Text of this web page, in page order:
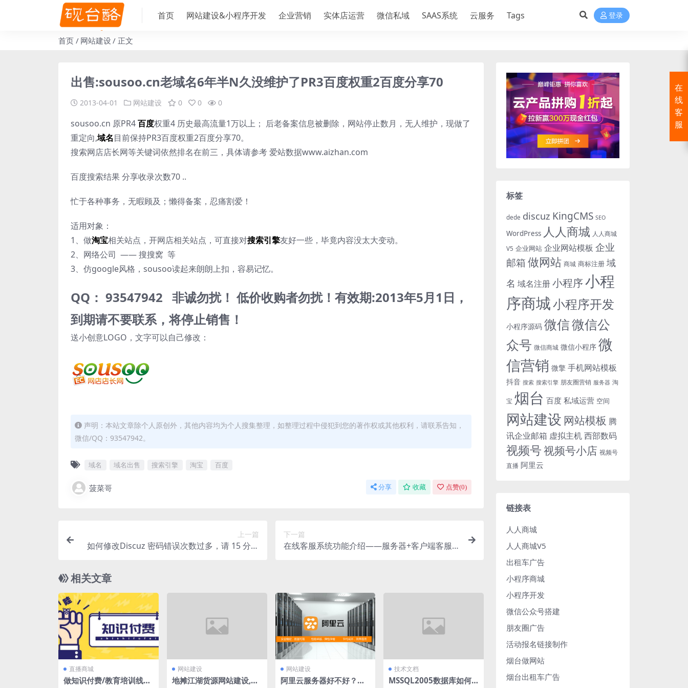
首页 网站建设&小程序开发 企业营销 实体店运营 微信私域 SAAS系统 云服务 Tags 登录
首页 网站建设 正文
出售:sousoo.cn老域名6年半N久没维护了PR3百度权重2百度分享70
2013-04-01 网站建设 0 0 0
sousoo.cn 原PR4百度权重4 历史最高流量1万以上； 后老备案信息被删除，网站停止数月，无人维护，现做了
重定向,域名目前保持PR3百度权重2百度分享70。
搜索网店店长网等关键词依然排名在前三，具体请参考 爱站数据www.aizhan.com
百度搜索结果 分享收录次数70 ..
忙于各种事务，无暇顾及；懒得备案，忍痛割爱！
适用对象：
1、做淘宝相关站点，开网店相关站点，可直接对搜索引擎友好一些，毕竟内容没太大变动。
2、网络公司 —— 搜搜窝 等
3、仿google风格，sousoo读起来朗朗上扣，容易记忆。
QQ： 93547942 非诚勿扰！ 低价收购者勿扰！有效期:2013年5月1日，
到期请不要联系，将停止销售！
送小创意LOGO，文字可以自己修改：
声明：本站文章除个人原创外，其他内容均为个人搜集整理，如整理过程中侵犯到您的著作权或其他权利，请联系告知，
微信/QQ：93547942。
域名 域名出售 搜索引擎 淘宝 百度
菠菜哥 分享 收藏 点赞(0)
上一篇
如何修改Discuz 密码错误次数过多，请 15 分钟
下一篇
在线客服系统功能介绍——服务器+客户端客服系
相关文章
直播商城
做知识付费/教育培训线上
网站建设
地摊江湖货源网站建设,地
网站建设
阿里云服务器好不好？比
技术文档
MSSQL2005数据库如何
标签
dede discuz KingCMS SEO
WordPress 人人商城 人人商城
V5 企业网站 企业网站模板 企业
邮箱 做网站 商城 商标注册 域
名 域名注册小程序小程
序商城小程序开发
小程序源码 微信微信公
众号 微信商城 微信小程序 微
信营销 微擎 手机网站模板
抖音 搜索 搜索引擎 朋友圈营销 服务器 淘
宝 烟台 百度 私域运营 空间
网站建设 网站模板 腾
讯企业邮箱 虚拟主机西部数码
视频号视频号小店 视频号
直播 阿里云
链接表
人人商城
人人商城V5
出租车广告
小程序商城
小程序开发
微信公众号搭建
朋友圈广告
活动报名链接制作
烟台做网站
烟台出租车广告
在
线
客
服